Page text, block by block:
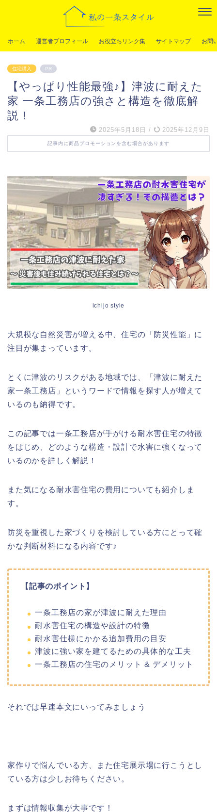
ホーム 運営者プロフィール お役立ちリンク集 サイトマップ お問
住宅購入 PR
【やっぱり性能最強♪】津波に耐えた
家 一条工務店の強さと構造を徹底解
説！
2025年5月18日 / 2025年12月9日
記事内に商品プロモーションを含む場合があります
ichijo style
大規模な自然災害が増える中、住宅の「防災性能」に
注目が集まっています。
とくに津波のリスクがある地域では、「津波に耐えた
家一条工務店」というワードで情報を探す人が増えて
いるのも納得です。
この記事では一条工務店が手がける耐水害住宅の特徴
をはじめ、どのような構造・設計で水害に強くなって
いるのかを詳しく解説！
また気になる耐水害住宅の費用についても紹介しま
す。
防災を重視した家づくりを検討している方にとって確
かな判断材料になる内容です♪
【記事のポイント】
一条工務店の家が津波に耐えた理由
耐水害住宅の構造や設計の特徴
耐水害仕様にかかる追加費用の目安
津波に強い家を建てるための具体的な工夫
一条工務店の住宅のメリット & デメリット
それでは早速本文にいってみましょう
家作りで悩んでいる方、また住宅展示場に行こうとし
ている方は少しお待ちください。
まずは情報収集が大事です！